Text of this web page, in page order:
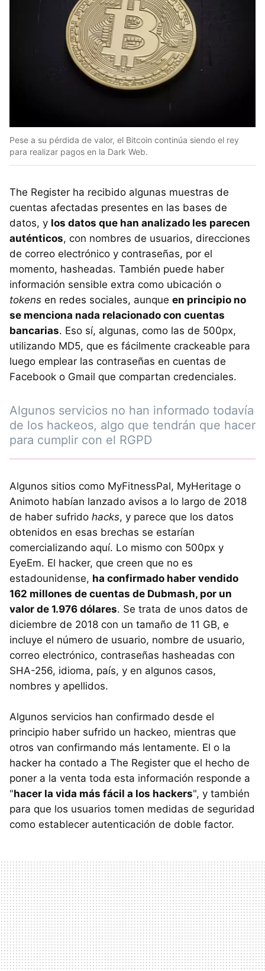
Pese a su pérdida de valor, el Bitcoin continúa siendo el rey
para realizar pagos en la Dark Web.
The Register ha recibido algunas muestras de
cuentas afectadas presentes en las bases de
datos, y los datos que han analizado les parecen
auténticos, con nombres de usuarios, direcciones
de correo electrónico y contraseñas, por el
momento, hasheadas. También puede haber
información sensible extra como ubicación o
tokens en redes sociales, aunque en principio no
se menciona nada relacionado con cuentas
bancarias. Eso sí, algunas, como las de 500px,
utilizando MD5, que es fácilmente crackeable para
luego emplear las contraseñas en cuentas de
Facebook o Gmail que compartan credenciales.
Algunos servicios no han informado todavía
de los hackeos, algo que tendrán que hacer
para cumplir con el RGPD
Algunos sitios como MyFitnessPal, MyHeritage o
Animoto habían lanzado avisos a lo largo de 2018
de haber sufrido hacks, y parece que los datos
obtenidos en esas brechas se estarían
comercializando aquí. Lo mismo con 500px y
EyeEm. El hacker, que creen que no es
estadounidense, ha confirmado haber vendido
162 millones de cuentas de Dubmash, por un
valor de 1.976 dólares. Se trata de unos datos de
diciembre de 2018 con un tamaño de 11 GB, e
incluye el número de usuario, nombre de usuario,
correo electrónico, contraseñas hasheadas con
SHA-256, idioma, país, y en algunos casos,
nombres y apellidos.
Algunos servicios han confirmado desde el
principio haber sufrido un hackeo, mientras que
otros van confirmando más lentamente. El o la
hacker ha contado a The Register que el hecho de
poner a la venta toda esta información responde a
"hacer la vida más fácil a los hackers", y también
para que los usuarios tomen medidas de seguridad
como establecer autenticación de doble factor.